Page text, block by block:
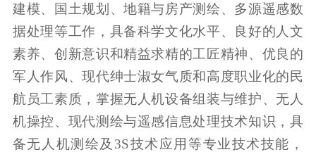
建模、国土规划、地籍与房产测绘、多源遥感数
据处理等工作，具备科学文化水平、良好的人文
素养、创新意识和精益求精的工匠精神、优良的
军人作风、现代绅士淑女气质和高度职业化的民
航员工素质，掌握无人机设备组装与维护、无人
机操控、现代测绘与遥感信息处理技术知识，具
备无人机测绘及3S技术应用等专业技术技能，